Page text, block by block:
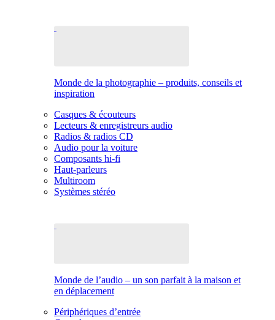
Monde de la photographie – produits, conseils et
inspiration
Casques & écouteurs
Lecteurs & enregistreurs audio
Radios & radios CD
Audio pour la voiture
Composants hi-fi
Haut-parleurs
Multiroom
Systèmes stéréo
Monde de l’audio – un son parfait à la maison et
en déplacement
Périphériques d’entrée